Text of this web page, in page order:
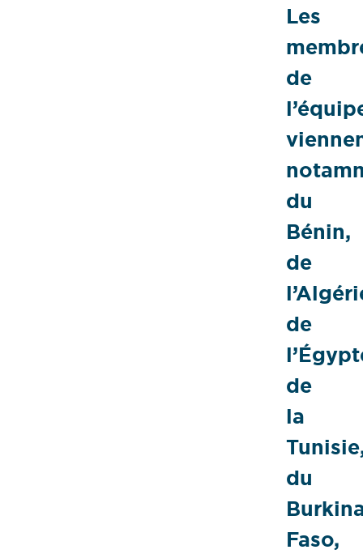
Les
de
du
Bénin,
de
de
de
la
du
Faso,